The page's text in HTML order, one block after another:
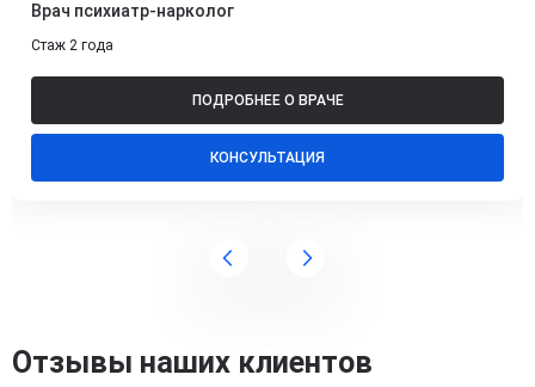
Врач психиатр-нарколог
Стаж 2 года
ПОДРОБНЕЕ О ВРАЧЕ
КОНСУЛЬТАЦИЯ
Отзывы наших клиентов